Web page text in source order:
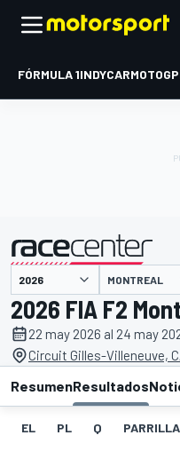
FÓRMULA 1INDYCARMOTOGP
presentado por MONTREAL
2026 FIA F2
22 may 2026 al 24 may
Circuit Gilles-Villeneuve,
ResumenResultados
EL PL Q PARRILLA